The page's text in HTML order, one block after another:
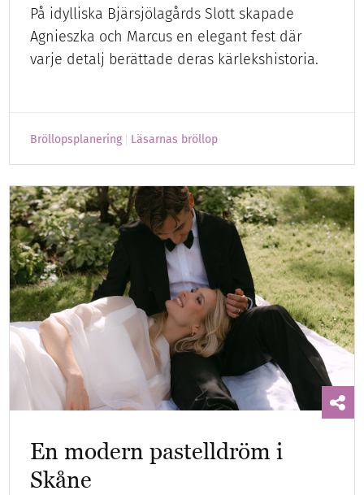
På idylliska Bjärsjölagårds Slott skapade
Agnieszka och Marcus en elegant fest där
varje detalj berättade deras kärlekshistoria.
Bröllopsplanering Läsarnas bröllop
En modern pastelldröm i
Skåne